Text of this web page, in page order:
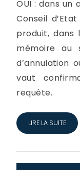
OUI : dans un
Conseil
produit, dans
mémoire au
d’annulation
vaut
requête.
LIRE LA SUITE